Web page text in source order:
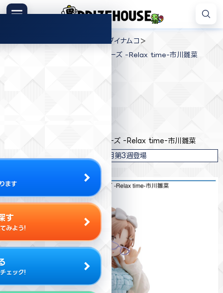
コ
ン
ラ
ます
す
みよう!
ェック!
バンダイナムコ >
アイドルマスター シャイニーカラーズ -Relax time-市川雛菜
アイドルマスター シャイニーカラーズ -Relax time-市川雛菜
2023年3月第3週登場